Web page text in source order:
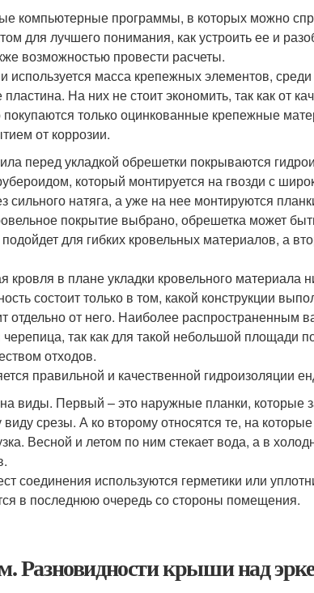
компьютерные программы, в которых можно
для лучшего понимания, как устроить ее и
возможностью провести расчеты.
используется масса крепежных элементов,
На них не стоит экономить, так как от
покупаются только оцинкованные крепежные
от коррозии.
перед укладкой обрешетки покрываются
который монтируется на гвозди с
сильного натяга, а уже на нее монтируются
покрытие выбрано, обрешетка может
для гибких кровельных материалов, а
кровля в плане укладки кровельного материала
состоит только в том, какой конструкции
отдельно от него. Наиболее распространенным
так как для такой небольшой площади
отходов.
правильной и качественной гидроизоляции
виды. Первый – это наружные планки, которые
срезы. А ко второму относятся те, на
Весной и летом по ним стекает вода, а в
соединения используются герметики или
в последнюю очередь со стороны помещения.
Разновидности крыши над